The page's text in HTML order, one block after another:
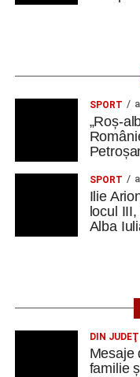
SPORT
„Roș-
SPORT
Ilie
locul
Alba
DIN JUDEŢ
Mesaje
familie